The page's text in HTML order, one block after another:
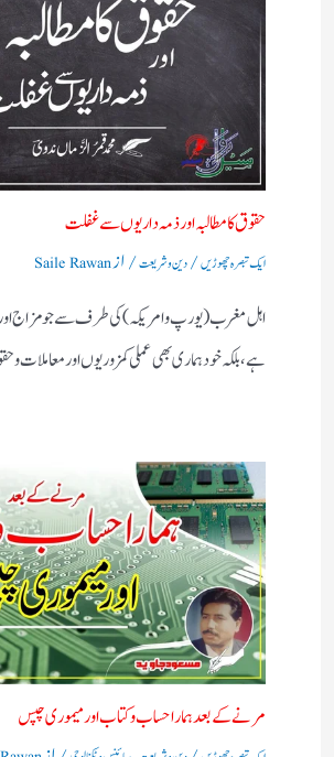
حقوق کا مطالبہ اور ذمہ داریوں سے غفلت
ایک تبصرہ چھوڑیں/دین و شریعت/ ازSaile Rawan
اہل مغرب (یورپ و امریکہ)کی طرف سے جو مزاج اور
ہے، بلکہ خود ہماری بھی عملی کمزوریوں اور معاملات و
مرنے کے بعد ہمارا حساب وکتاب اور میموری چپس